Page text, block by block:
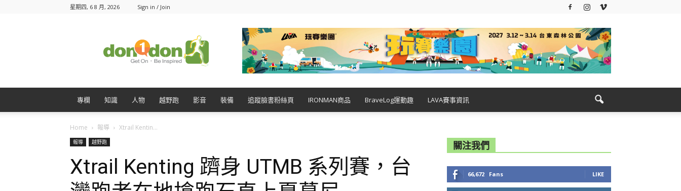
星期四, 6 8 月, 2026 Sign in / Join
專欄 知識 人物 越野跑 影音 裝備 追蹤臉書粉絲頁 IRONMAN商品 BraveLog運動趣 LAVA賽事資訊
Home 報導 Xtrail Kentin...
報導 越野跑
Xtrail Kenting 躋身 UTMB 系列賽，台
關注我們
66,672 Fans LIKE